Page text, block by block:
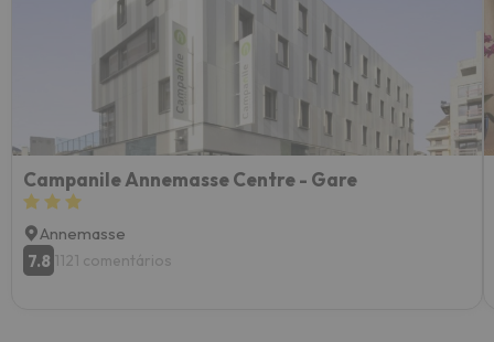
Campanile Annemasse Centre - Gare
Annemasse
7.8 1121 comentários